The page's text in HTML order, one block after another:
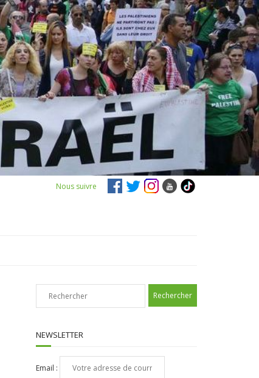
Nous suivre
NEWSLETTER
Email :